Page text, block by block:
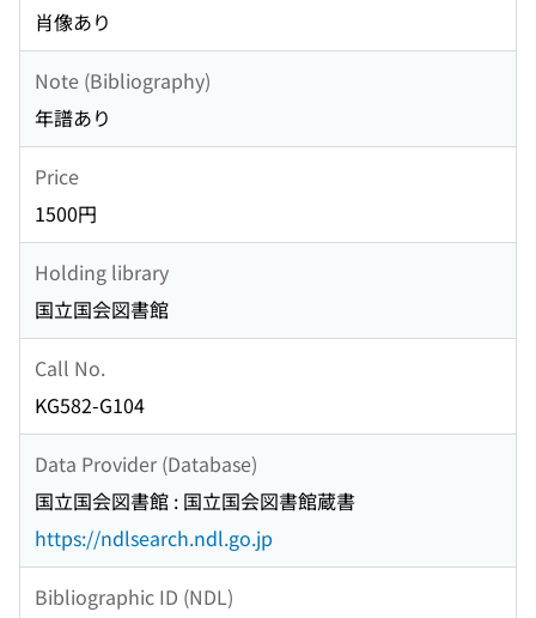
肖像あり
Note (Bibliography)
年譜あり
Price
1500円
Holding library
国立国会図書館
Call No.
KG582-G104
Data Provider (Database)
国立国会図書館 : 国立国会図書館蔵書
https://ndlsearch.ndl.go.jp
Bibliographic ID (NDL)